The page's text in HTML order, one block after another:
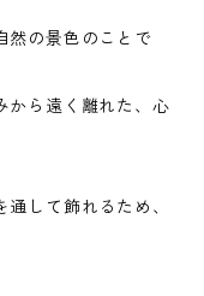
然の景色のことで
から遠く離れた、心
して飾れるため、